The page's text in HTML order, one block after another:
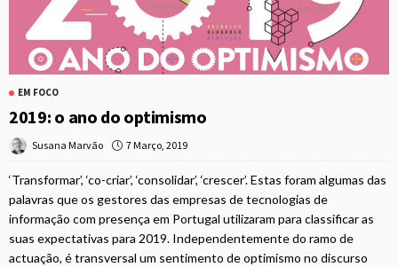
EM FOCO
2019: o ano do optimismo
Susana Marvão 7 Março, 2019
‘Transformar’, ‘co-criar’, ‘consolidar’, ‘crescer’. Estas foram algumas das
palavras que os gestores das empresas de tecnologias de
informação com presença em Portugal utilizaram para classificar as
suas expectativas para 2019. Independentemente do ramo de
actuação, é transversal um sentimento de optimismo no discurso